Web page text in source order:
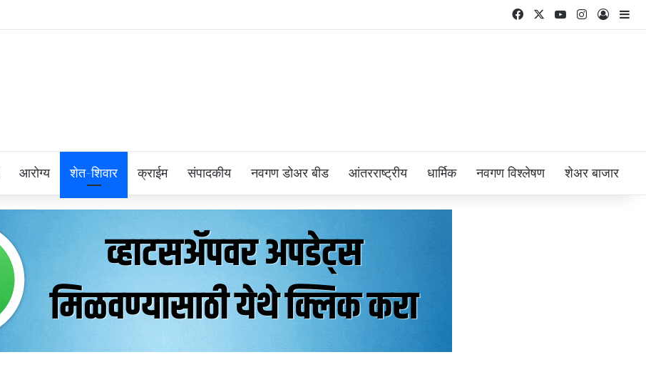
FacebookYouTubeInstagram
Log In
आरोग्य शेत-शिवार क्राईम संपादकीय नवगण डोअर बीड आंतरराष्ट्रीय धार्मिक नवगण विश्लेषण शेअर बाजार